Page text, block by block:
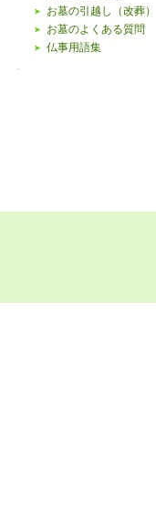
お墓の引越し（改葬）
お墓のよくある質問
仏事用語集